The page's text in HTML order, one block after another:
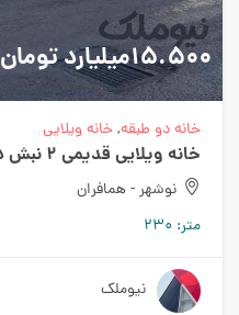
15.500میلیارد تومان
خانه دو طبقه,خانه ویلایی
خانه ویلایی قدیمی 2 نبش در همافران نوشهر
نوشهر - همافران
متر: 230
نیوملک